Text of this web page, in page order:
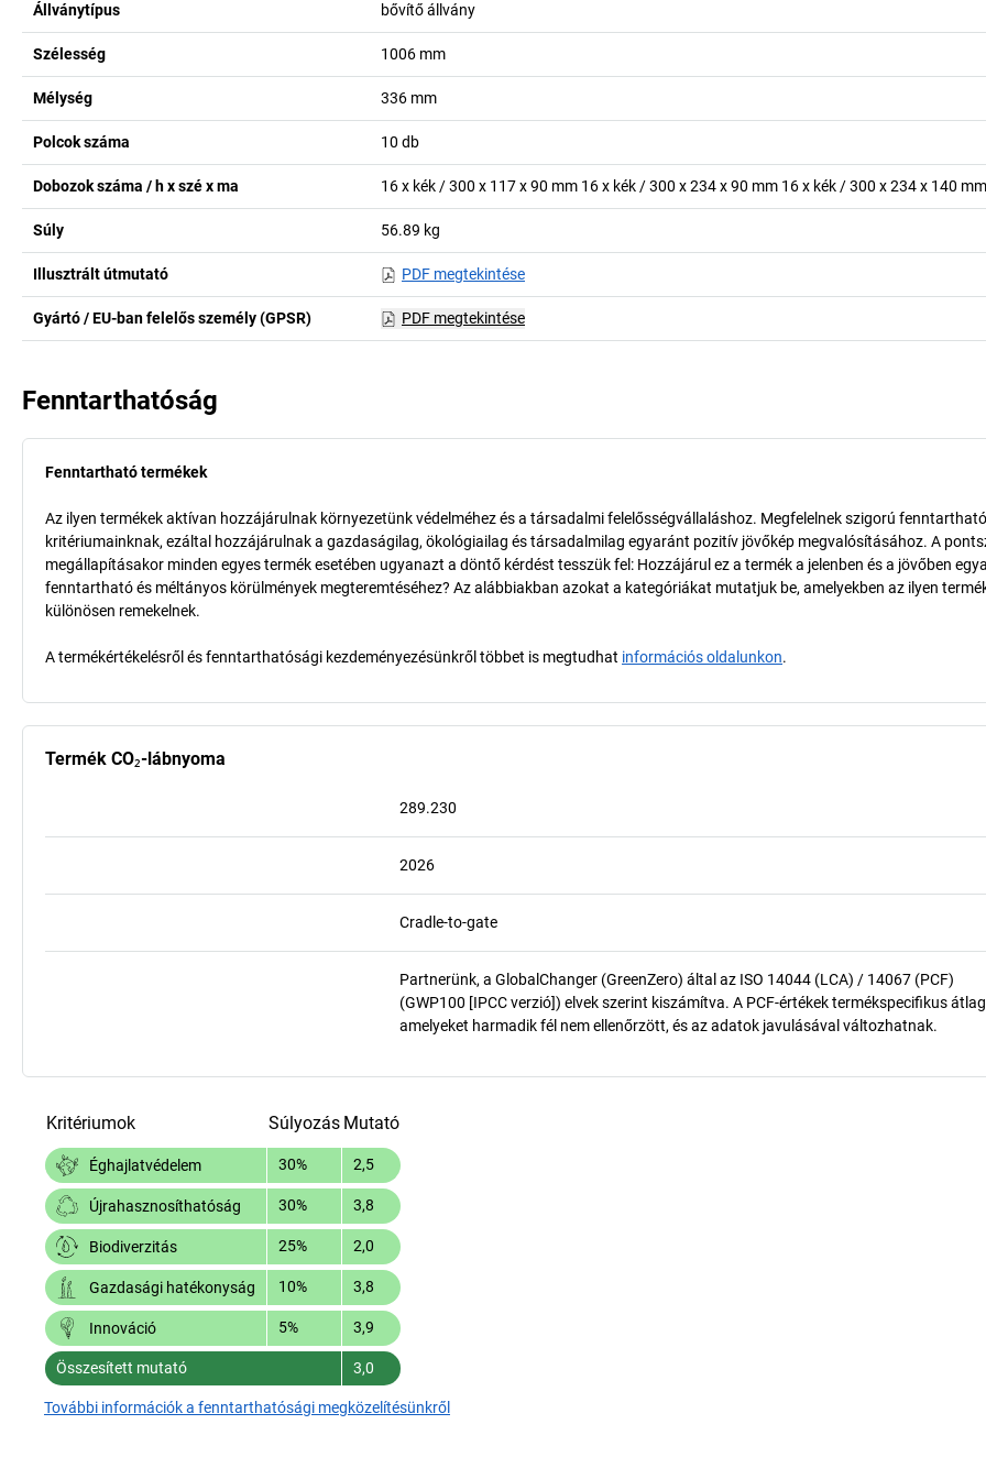
Állványtípus bővítő állvány
Szélesség 1006 mm
Mélység 336 mm
Polcok száma 10 db
Dobozok száma / h x szé x ma 16 x kék / 300 x 117 x 90 mm 16 x kék / 300 x 234 x 90 mm 16 x kék / 300 x 234 x 140 mm
Súly 56.89 kg
Illusztrált útmutató PDF megtekintése
Gyártó / EU-ban felelős személy (GPSR) PDF megtekintése
Fenntarthatóság
Fenntartható termékek
Az ilyen termékek aktívan hozzájárulnak környezetünk védelméhez és a társadalmi felelősségvállaláshoz. Megfelelnek szigorú
kritériumainknak, ezáltal hozzájárulnak a gazdaságilag, ökológiailag és társadalmilag egyaránt pozitív jövőkép megvalósításához. A
megállapításakor minden egyes termék esetében ugyanazt a döntő kérdést tesszük fel: Hozzájárul ez a termék a jelenben és a jövőben
fenntartható és méltányos körülmények megteremtéséhez? Az alábbiakban azokat a kategóriákat mutatjuk be, amelyekben az ilyen
különösen remekelnek.
A termékértékelésről és fenntarthatósági kezdeményezésünkről többet is megtudhat információs oldalunkon.
Termék CO₂-lábnyoma
289.230
2026
Cradle-to-gate
Partnerünk, a GlobalChanger (GreenZero) által az ISO 14044 (LCA) / 14067 (PCF)
(GWP100 [IPCC verzió]) elvek szerint kiszámítva. A PCF-értékek termékspecifikus
amelyeket harmadik fél nem ellenőrzött, és az adatok javulásával változhatnak.
Kritériumok Súlyozás Mutató
Éghajlatvédelem 30% 2,5
Újrahasznosíthatóság 30% 3,8
Biodiverzitás 25% 2,0
Gazdasági hatékonyság 10% 3,8
Innováció 5% 3,9
Összesített mutató 3,0
További információk a fenntarthatósági megközelítésünkről